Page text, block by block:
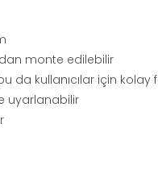
monte edilebilir
da kullanıcılar için kolay
uyarlanabilir